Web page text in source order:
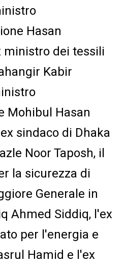
Hasan
ministro dei tessili
Kabir
Mohibul Hasan
sindaco di Dhaka
Noor Taposh, il
la sicurezza di
Generale in
Ahmed Siddiq, l'ex
per l'energia e
Hamid e l'ex